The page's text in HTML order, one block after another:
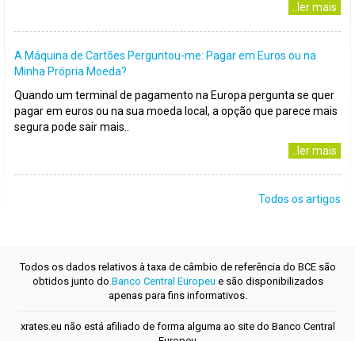
..ler mais
A Máquina de Cartões Perguntou-me: Pagar em Euros ou na
Minha Própria Moeda?
Quando um terminal de pagamento na Europa pergunta se quer
pagar em euros ou na sua moeda local, a opção que parece mais
segura pode sair mais..
..ler mais
Todos os artigos
Todos os dados relativos à taxa de câmbio de referência do BCE são
obtidos junto do Banco Central Europeu e são disponibilizados
apenas para fins informativos.
xrates.eu não está afiliado de forma alguma ao site do Banco Central